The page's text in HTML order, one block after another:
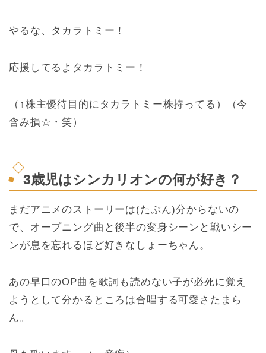
やるな、タカラトミー！
応援してるよタカラトミー！
（↑株主優待目的にタカラトミー株持ってる）（今
含み損☆・笑）
3歳児はシンカリオンの何が好き？
まだアニメのストーリーは(たぶん)分からないの
で、オープニング曲と後半の変身シーンと戦いシー
ンが息を忘れるほど好きなしょーちゃん。
あの早口のOP曲を歌詞も読めない子が必死に覚え
ようとして分かるところは合唱する可愛さたまら
ん。